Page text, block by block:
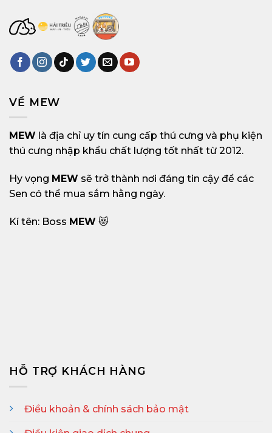
VỀ MEW
MEW là địa chỉ uy tín cung cấp thú cưng và phụ kiện
thú cưng nhập khẩu chất lượng tốt nhất từ 2012.
Hy vọng MEW sẽ trở thành nơi đáng tin cậy để các
Sen có thể mua sắm hằng ngày.
Kí tên: Boss MEW 😻
HỖ TRỢ KHÁCH HÀNG
Điều khoản & chính sách bảo mật